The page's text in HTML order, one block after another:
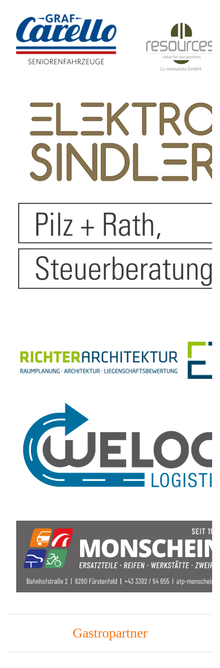
Gastropartner